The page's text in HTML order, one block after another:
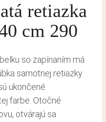
retiazka
cm 290
so zapínaním má
samotnej retiazky
ukončené
farbe. Otočné
otvárajú sa